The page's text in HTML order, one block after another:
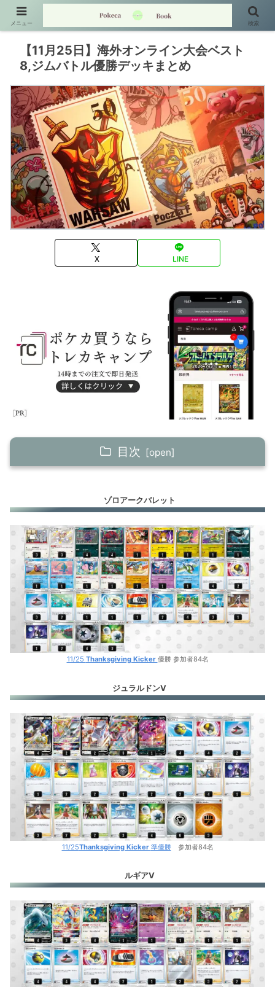
【11月25日】海外オンライン大会ベスト
8,ジムバトル優勝デッキまとめ
X LINE
目次
ジュラルドンV
ルギアV
ミュウV
ミュウV
ジュラルドンV
ルギアV
ルギアV
ヒスイゾロアークV
ヒスイヌメルゴンV
リザードンV
ルナトーン＋ソルロック
ゾロアークバレット
11/25 Thanksgiving Kicker 優勝 参加者84名
ジュラルドンV
11/25Thanksgiving Kicker 準優勝参加者84名
ルギアV
メニュー 検索